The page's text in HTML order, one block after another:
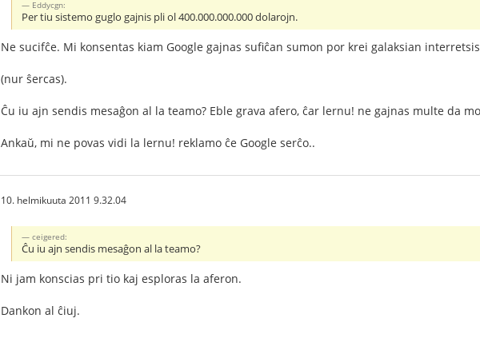
Eddycgn:
Per tiu sistemo guglo gajnis pli ol 400.000.000.000 dolarojn.
Ne sucifĉe. Mi konsentas kiam Google gajnas sufiĉan sumon por krei galaksian
(nur ŝercas).
Ĉu iu ajn sendis mesaĝon al la teamo? Eble grava afero, ĉar lernu! ne gajnas multe da
Ankaŭ, mi ne povas vidi la lernu! reklamo ĉe Google serĉo..
10. helmikuuta 2011 9.32.04
ceigered:
Ĉu iu ajn sendis mesaĝon al la teamo?
Ni jam konscias pri tio kaj esploras la aferon.
Dankon al ĉiuj.